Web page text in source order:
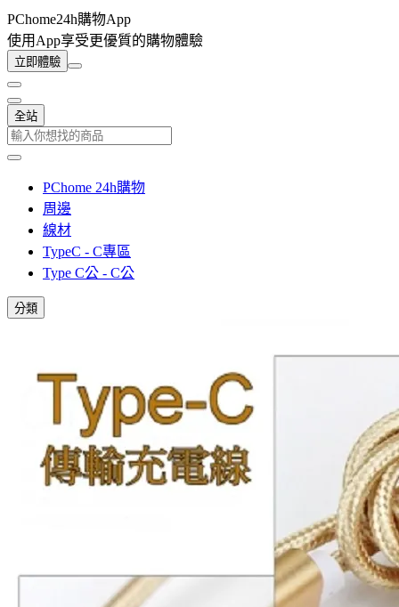
PChome24h購物App
使用App享受更優質的購物體驗
立即體驗
全站
PChome 24h購物
周邊
線材
TypeC - C專區
Type C公 - C公
分類